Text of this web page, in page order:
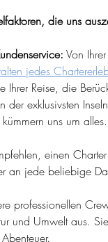
die uns
Von
jedes
Ihrer Reise, die
der exklusivsten
uns um alles.
einen
an jede beliebige
professionellen
und Umwelt aus.